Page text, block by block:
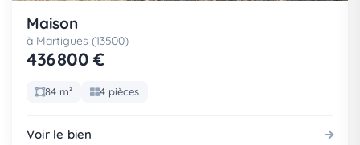
Maison
à Martigues (13500)
436 800 €
84 m² 4 pièces
Voir le bien